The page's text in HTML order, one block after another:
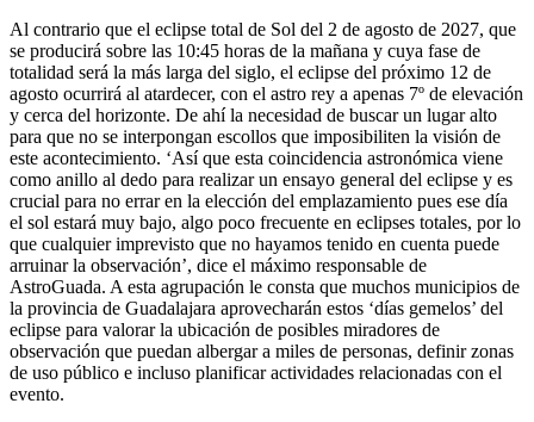
Al contrario que el eclipse total de Sol del 2 de agosto de 2027, que
se producirá sobre las 10:45 horas de la mañana y cuya fase de
totalidad será la más larga del siglo, el eclipse del próximo 12 de
agosto ocurrirá al atardecer, con el astro rey a apenas 7º de elevación
y cerca del horizonte. De ahí la necesidad de buscar un lugar alto
para que no se interpongan escollos que imposibiliten la visión de
este acontecimiento. ‘Así que esta coincidencia astronómica viene
como anillo al dedo para realizar un ensayo general del eclipse y es
crucial para no errar en la elección del emplazamiento pues ese día
el sol estará muy bajo, algo poco frecuente en eclipses totales, por lo
que cualquier imprevisto que no hayamos tenido en cuenta puede
arruinar la observación’, dice el máximo responsable de
AstroGuada. A esta agrupación le consta que muchos municipios de
la provincia de Guadalajara aprovecharán estos ‘días gemelos’ del
eclipse para valorar la ubicación de posibles miradores de
observación que puedan albergar a miles de personas, definir zonas
de uso público e incluso planificar actividades relacionadas con el
evento.